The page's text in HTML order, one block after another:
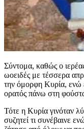
Σύντομα, καθώς ο
ωοειδές με τέσσερα
την όμορφη Κυρία, ενώ
ορατός πάνω στη
Τότε η Κυρία γινόταν
συζητεί τι συνέβαινε